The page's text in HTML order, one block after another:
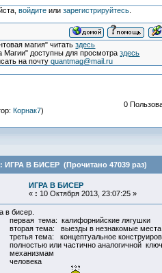
войдитеили зарегистрируйтесь.
магия" читатьздесь
Магии" доступны для просмотраздесь
на почтуquantmag@mail.ru
Корнак7)
0
ИГРА В БИСЕР (Прочитано 47039 раз)
ИГРА В БИСЕР
« : 10 Октября 2013, 23:07:25 »
в бисер.
тема: калифорнийские лягушки
тема: выезды в незнакомые места на
тема: концептуальное
или частично аналогичной